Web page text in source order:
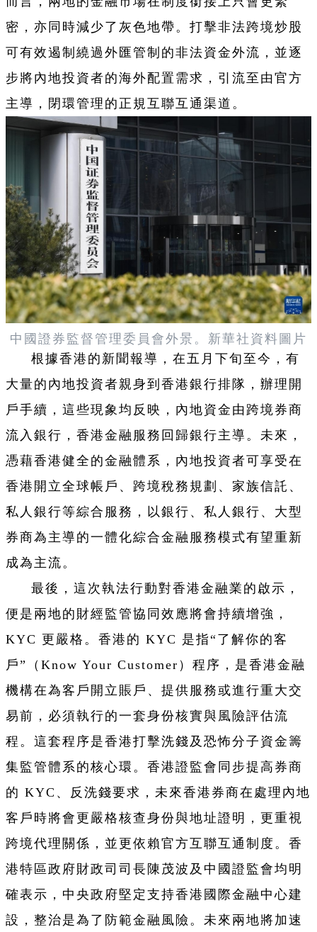
密，亦同時減少了灰色地帶。打擊非法跨境炒股
可有效遏制繞過外匯管制的非法資金外流，並逐
步將內地投資者的海外配置需求，引流至由官方
主導，閉環管理的正規互聯互通渠道。
中國證券監督管理委員會外景。新華社資料圖片
根據香港的新聞報導，在五月下旬至今，有
大量的內地投資者親身到香港銀行排隊，辦理開
戶手續，這些現象均反映，內地資金由跨境券商
流入銀行，香港金融服務回歸銀行主導。未來，
憑藉香港健全的金融體系，內地投資者可享受在
香港開立全球帳戶、跨境稅務規劃、家族信託、
私人銀行等綜合服務，以銀行、私人銀行、大型
券商為主導的一體化綜合金融服務模式有望重新
成為主流。
最後，這次執法行動對香港金融業的啟示，
便是兩地的財經監管協同效應將會持續增強，
KYC 更嚴格。香港的 KYC 是指“了解你的客
戶”（Know Your Customer）程序，是香港金融
機構在為客戶開立賬戶、提供服務或進行重大交
易前，必須執行的一套身份核實與風險評估流
程。這套程序是香港打擊洗錢及恐怖分子資金籌
集監管體系的核心環。香港證監會同步提高券商
的 KYC、反洗錢要求，未來香港券商在處理內地
客戶時將會更嚴格核查身份與地址證明，更重視
跨境代理關係，並更依賴官方互聯互通制度。香
港特區政府財政司司長陳茂波及中國證監會均明
確表示，中央政府堅定支持香港國際金融中心建
設，整治是為了防範金融風險。未來兩地將加速